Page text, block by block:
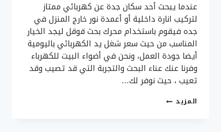
عندما يبحث أحد سكان جدة عن كهربائي ممتاز
لتركيب انارة داخلية أو أعمدة نور خارج المنزل في
جده فيقوم باستخدام محرك بحث قوقل ليجد الخيار
المناسب من حيث سعر شغل يد الكهربائي باليومية
أيضا جودة العمل، ونحن في أضواء البيت للكهرباء
وفرنا عنك عناء البحث والتجربة التي قد تصيب وقد
تعيب ، حيث نوفر لك…
المزيد تركيب